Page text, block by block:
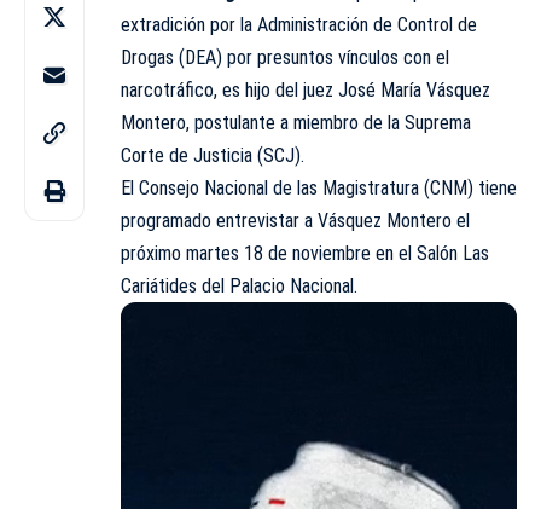
extradición por la Administración de Control de
Drogas (DEA) por presuntos vínculos con el
narcotráfico, es hijo del juez José María Vásquez
Montero, postulante a miembro de la Suprema
Corte de Justicia (SCJ).
El Consejo Nacional de las Magistratura (CNM) tiene
programado entrevistar a Vásquez Montero el
próximo martes 18 de noviembre en el Salón Las
Cariátides del Palacio Nacional.